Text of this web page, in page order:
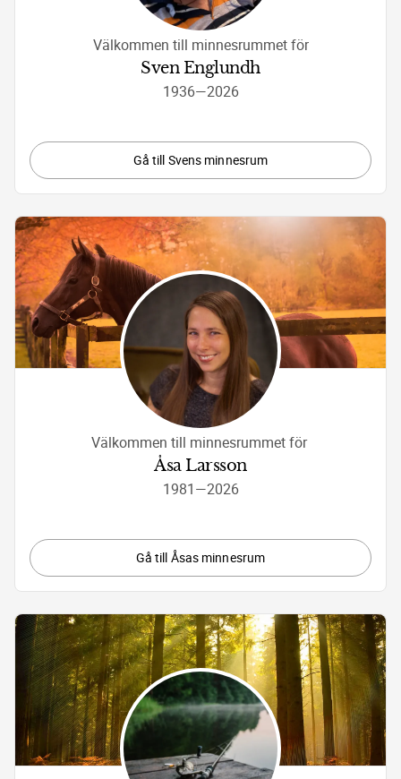
Välkommen till minnesrummet för
Sven Englundh
1936—2026
Gå till Svens minnesrum
Välkommen till minnesrummet för
Åsa Larsson
1981—2026
Gå till Åsas minnesrum